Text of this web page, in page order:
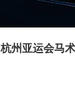
杭州亚运会马